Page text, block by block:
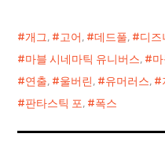
개그, 고어, 데드풀, 디즈
마블 시네마틱 유니버스,
연출, 울버린, 유머러스,
판타스틱 포, 폭스